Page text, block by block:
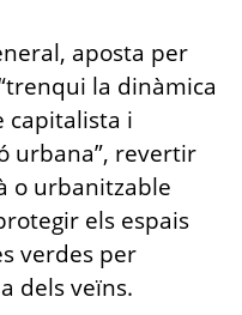
aposta per
la dinàmica
capitalista i
urbana”, revertir
o urbanitzable
els espais
verdes per
dels veïns.